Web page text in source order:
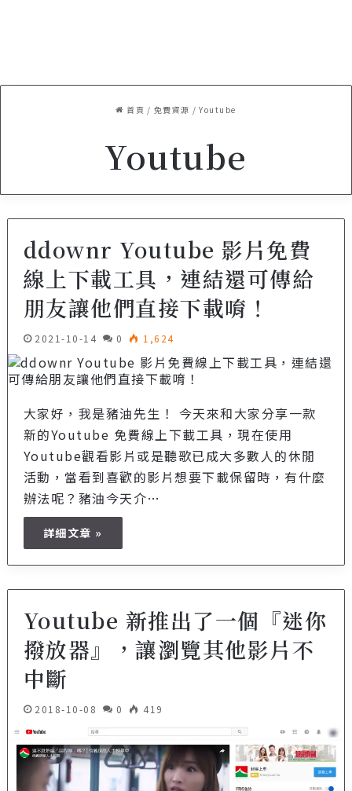
首頁 / 免費資源 / Youtube
Youtube
ddownr Youtube 影片免費
線上下載工具，連結還可傳給
朋友讓他們直接下載唷！
2021-10-14 0 1,624
大家好，我是豬油先生！ 今天來和大家分享一款
新的Youtube 免費線上下載工具，現在使用
Youtube觀看影片或是聽歌已成大多數人的休閒
活動，當看到喜歡的影片想要下載保留時，有什麼
辦法呢？豬油今天介…
詳細文章 »
Youtube 新推出了一個『迷你
撥放器』，讓瀏覽其他影片不
中斷
2018-10-08 0 419